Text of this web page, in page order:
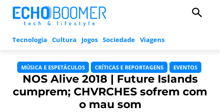
Tecnologia Cultura Jogos Sociedade Viagens
MÚSICA E ESPETÁCULOS CRÍTICAS E REPORTAGENS EVENTOS
NOS Alive 2018 | Future Islands
cumprem; CHVRCHES sofrem com
o mau som